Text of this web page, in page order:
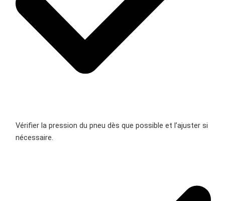
Vérifier la pression du pneu dès que possible et l’ajuster si
nécessaire.